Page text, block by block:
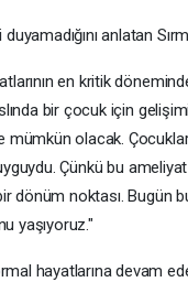
anlatan
en kritik
bir çocuk için
mümkün olacak.
Çünkü bu ameliyat
dönüm noktası. Bugün
yaşıyoruz."
hayatlarına devam